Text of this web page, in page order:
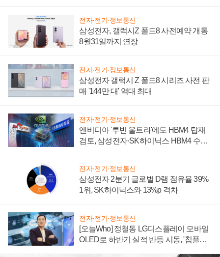
전자·전기·정보통신
삼성전자, 갤럭시Z 폴드8 사전예약 개통
8월31일까지 연장
전자·전기·정보통신
삼성전자 갤럭시 Z 폴드8 시리즈 사전 판
매 '144만 대' 역대 최대
전자·전기·정보통신
엔비디아 '루빈 울트라'에도 HBM4 탑재
검토, 삼성전자·SK하이닉스 HBM4 수율
전자·전기·정보통신
삼성전자 2분기 글로벌 D램 점유율 39%
1위, SK하이닉스와 13%p 격차
전자·전기·정보통신
[오늘Who] 정철동 LG디스플레이 모바일
OLED로 하반기 실적 반등 시동, '칩플레